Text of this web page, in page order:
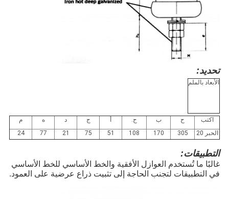
تحديد:
الأبعاد بالملم
اكتب ح ب ح. ج د ه
م
الحبر 20
305
170
108
51
75
21
77
24
التطبيقات:
غالبًا ما تُستخدم العوازل الأفقية والخط الأساسي للخط الأساسي
في التطبيقات لتجنب الحاجة إلى تثبيت ذراع عرضية على العمود.